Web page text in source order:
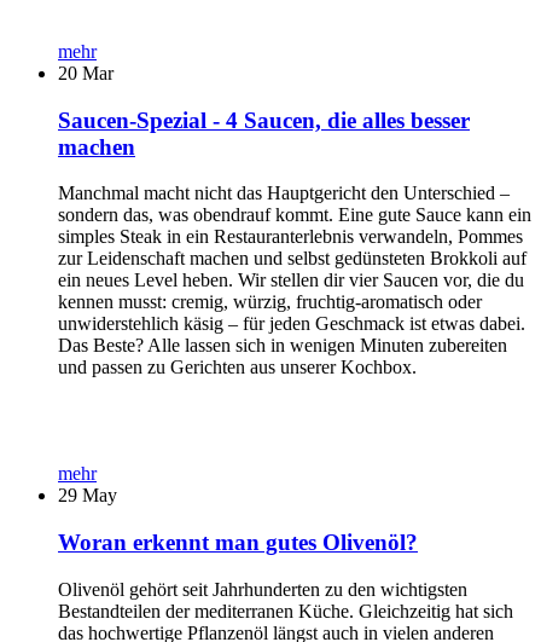
mehr
20 Mar
Saucen-Spezial - 4 Saucen, die alles besser
machen
Manchmal macht nicht das Hauptgericht den Unterschied –
sondern das, was obendrauf kommt. Eine gute Sauce kann ein
simples Steak in ein Restauranterlebnis verwandeln, Pommes
zur Leidenschaft machen und selbst gedünsteten Brokkoli auf
ein neues Level heben. Wir stellen dir vier Saucen vor, die du
kennen musst: cremig, würzig, fruchtig-aromatisch oder
unwiderstehlich käsig – für jeden Geschmack ist etwas dabei.
Das Beste? Alle lassen sich in wenigen Minuten zubereiten
und passen zu Gerichten aus unserer Kochbox.
mehr
29 May
Woran erkennt man gutes Olivenöl?
Olivenöl gehört seit Jahrhunderten zu den wichtigsten
Bestandteilen der mediterranen Küche. Gleichzeitig hat sich
das hochwertige Pflanzenöl längst auch in vielen anderen